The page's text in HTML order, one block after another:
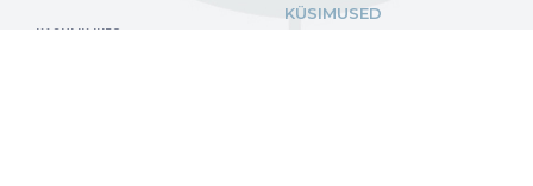
KÜSIMUSED
KASULIK INFO